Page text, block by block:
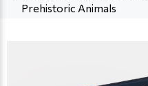
Prehistoric Animals